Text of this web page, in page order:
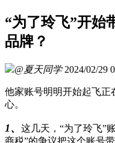
“为了玲飞”开始
品牌？
@夏天同学 2024/02/29
他家账号明明开始起飞正
心。
1、 这几天，“为了玲飞”